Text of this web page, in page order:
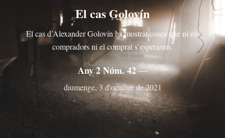
El cas Golovín
El cas d’Alexander Golovín ha mostrat coses que ni els
compradors ni el comprat s’esperaven.
Any 2 Núm. 42—
diumenge, 3 d'octubre de 2021